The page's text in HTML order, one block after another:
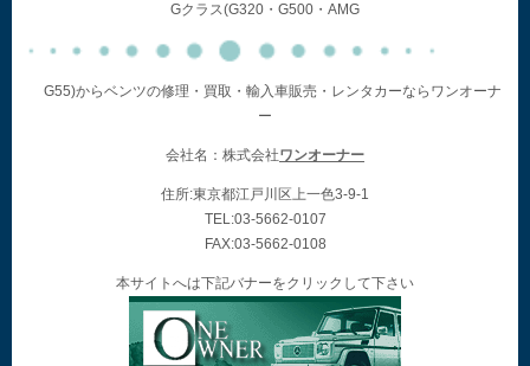
Gクラス(G320・G500・AMG
G55)からベンツの修理・買取・輸入車販売・レンタカーならワンオーナ
ー
会社名：株式会社ワンオーナー
住所:東京都江戸川区上一色3-9-1
TEL:03-5662-0107
FAX:03-5662-0108
本サイトへは下記バナーをクリックして下さい